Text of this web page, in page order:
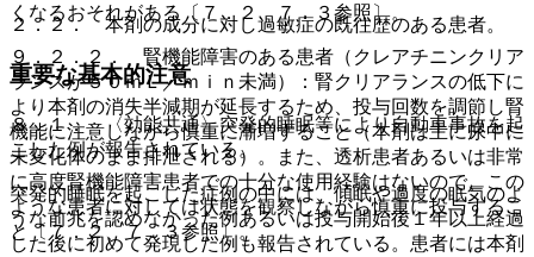
くなるおそれがある〔７．２、７．３参照〕。
９．２．２． 腎機能障害のある患者（クレアチニンクリア
ランスが５０ｍＬ／ｍｉｎ未満）：腎クリアランスの低下に
より本剤の消失半減期が延長するため、投与回数を調節し腎
機能に注意しながら慎重に漸増すること（本剤は主に尿中に
未変化体のまま排泄される）。また、透析患者あるいは非常
に高度腎機能障害患者での十分な使用経験はないので、この
ような患者に対しては状態を観察しながら慎重に投与するこ
と〔７．２、７．３参照〕。
２．２． 本剤の成分に対し過敏症の既往歴のある患者。
重要な基本的注意
８．１． 〈効能共通〉突発的睡眠等により自動車事故を起
こした例が報告されている。
突発的睡眠を起こした症例の中には、傾眠や過度の眠気のよ
うな前兆を認めなかった例あるいは投与開始後１年以上経過
した後に初めて発現した例も報告されている。患者には本剤